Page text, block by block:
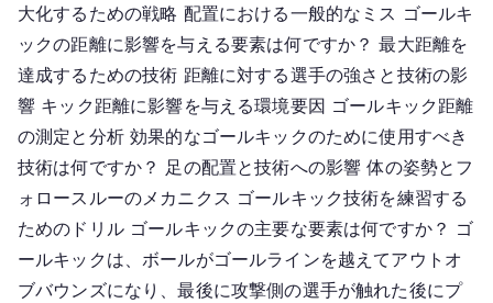
大化するための戦略 配置における一般的なミス ゴールキ
ックの距離に影響を与える要素は何ですか？ 最大距離を
達成するための技術 距離に対する選手の強さと技術の影
響 キック距離に影響を与える環境要因 ゴールキック距離
の測定と分析 効果的なゴールキックのために使用すべき
技術は何ですか？ 足の配置と技術への影響 体の姿勢とフ
ォロースルーのメカニクス ゴールキック技術を練習する
ためのドリル ゴールキックの主要な要素は何ですか？ ゴ
ールキックは、ボールがゴールラインを越えてアウトオ
ブバウンズになり、最後に攻撃側の選手が触れた後にプ